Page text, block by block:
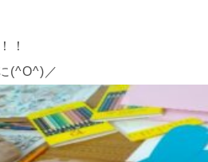
！！
(^O^)／